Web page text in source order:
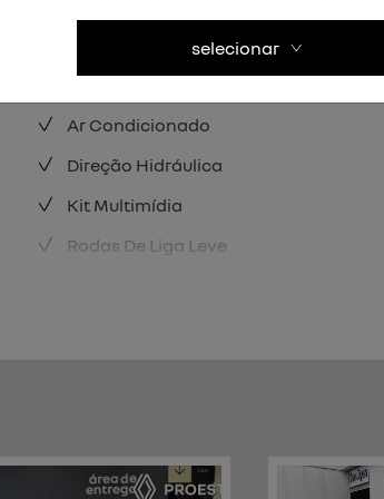
Ar Condicionado
Direção Hidráulica
Kit Multimídia
Rodas De Liga Leve
selecionar